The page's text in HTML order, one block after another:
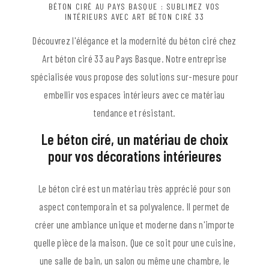
BÉTON CIRÉ AU PAYS BASQUE : SUBLIMEZ VOS
INTÉRIEURS AVEC ART BÉTON CIRÉ 33
Découvrez l'élégance et la modernité du béton ciré chez
Art béton ciré 33 au Pays Basque. Notre entreprise
spécialisée vous propose des solutions sur-mesure pour
embellir vos espaces intérieurs avec ce matériau
tendance et résistant.
Le béton ciré, un matériau de choix
pour vos décorations intérieures
Le béton ciré est un matériau très apprécié pour son
aspect contemporain et sa polyvalence. Il permet de
créer une ambiance unique et moderne dans n'importe
quelle pièce de la maison. Que ce soit pour une cuisine,
une salle de bain, un salon ou même une chambre, le